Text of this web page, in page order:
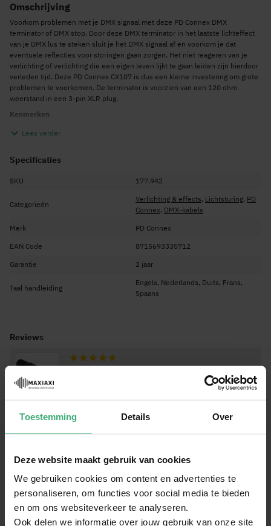
Toestemming Details Over
Deze website maakt gebruik van cookies
We gebruiken cookies om content en advertenties te
personaliseren, om functies voor social media te bieden
en om ons websiteverkeer te analyseren.
Ook delen we informatie over jouw gebruik van onze site
Omschrijving
Voorkom problemen met je DMX signaal met deze PD Connex DMX
terminator of DMX stop. Door deze DMX terminator in het laatste lichteffect
van je DMX lus te steken sluit je het DMX signaal af en voorkom je dat
eventuele reflecties voor storingen gaan zorgen. Het niet reageren van je
verlichting of verlichting die een eigen leven lijkt te gaan leiden zijn hierdoor
verleden tijd. Deze PD Connex CX107 is dus een kleine investering om grote
problemen te voorkomen. De terminator is voorzien van een 120 ohm
weerstand in een 3-pin XLR plug.
Kenmerken
Beëindigt het DMX signaal bij de laatste fixture
3-pin XLR
120 ohm weerstand
Lees verder
Specificaties
SKU 177.942
Categorieën
Verlichting & effects, Lichtsturing, PD
Connex, DMX-kabels
Merk
PD Connex
EAN Code
8715693335712
Garantie
2 jaar
Taal handleiding
Engels, Nederlands, Duits, Frans,
Spaans
Reviews
Waardering:
9.9
Zo als het hoort te zijn
Geverifiëerde koper
Zo als het hoort te zijn, scherp geprijsd.
Geschreven bij
PD Connex DMX terminator - 3-polig Male -
DMX stop - 120 ohm